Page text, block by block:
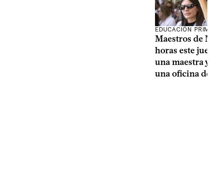
EDUCACIÓN
Maestros de
horas este
una maestra y
una oficina de